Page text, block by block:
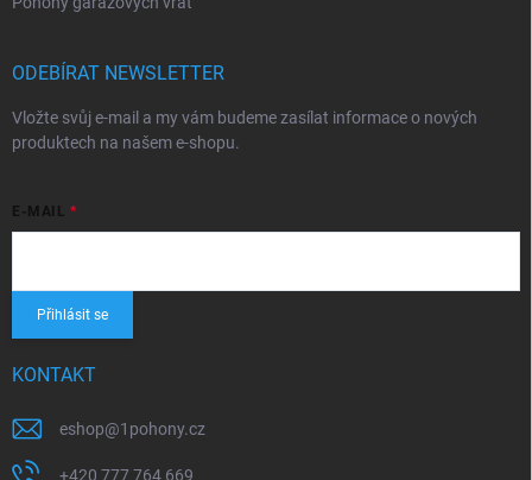
ODEBÍRAT NEWSLETTER
Vložte svůj e-mail a my vám budeme zasílat informace o nových
produktech na našem e-shopu.
E-MAIL
Přihlásit se
KONTAKT
eshop@1pohony.cz
+420 777 764 669